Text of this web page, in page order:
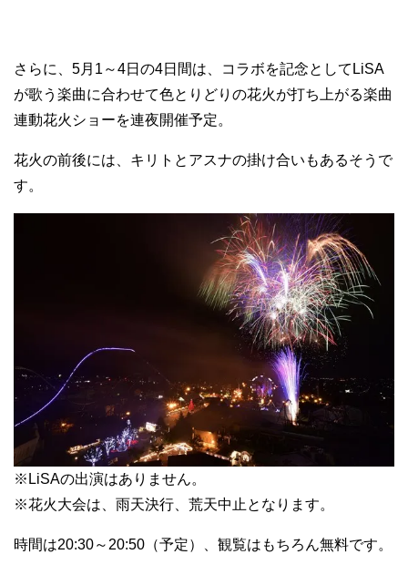
さらに、5月1～4日の4日間は、コラボを記念としてLiSA
が歌う楽曲に合わせて色とりどりの花火が打ち上がる楽曲
連動花火ショーを連夜開催予定。
花火の前後には、キリトとアスナの掛け合いもあるそうで
す。
※LiSAの出演はありません。
※花火大会は、雨天決行、荒天中止となります。
時間は20:30～20:50（予定）、観覧はもちろん無料です。